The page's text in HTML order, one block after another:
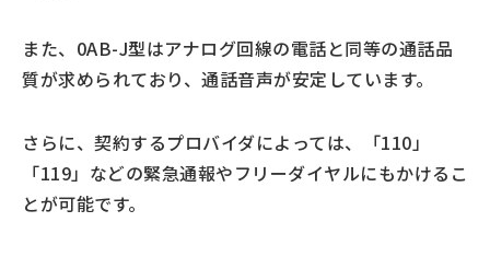
また、0AB-J型はアナログ回線の電話と同等の通話品
質が求められており、通話音声が安定しています。
さらに、契約するプロバイダによっては、「110」
「119」などの緊急通報やフリーダイヤルにもかけるこ
とが可能です。